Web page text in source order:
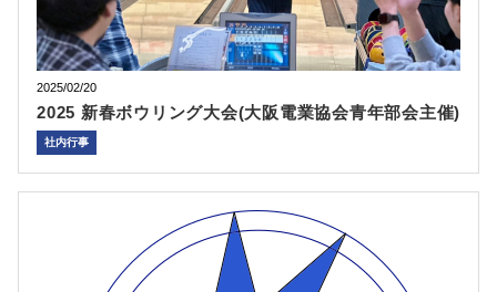
2025/02/20
2025 新春ボウリング大会(大阪電業協会青年部会主催)
社内行事